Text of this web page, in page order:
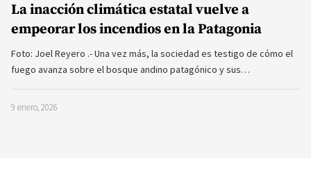
La inacción climática estatal vuelve a
empeorar los incendios en la Patagonia
Foto: Joel Reyero .- Una vez más, la sociedad es testigo de cómo el
fuego avanza sobre el bosque andino patagónico y sus…
9 enero, 2026